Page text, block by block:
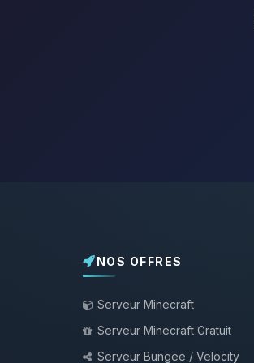
NOS OFFRES
Serveur Minecraft
Serveur Minecraft Gratuit
Serveur Bungee / Velocity